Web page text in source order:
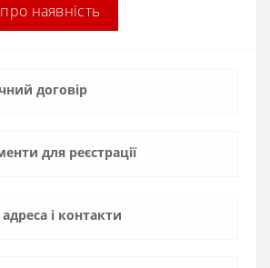
наявність
договір
для реєстрації
і контакти